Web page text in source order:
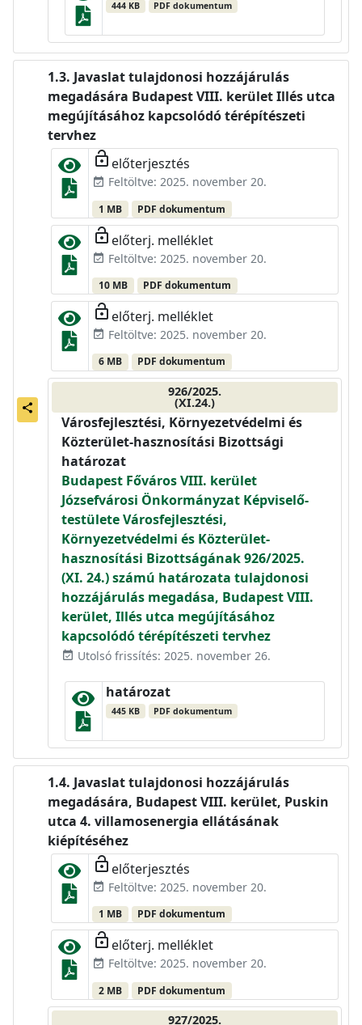
444 KB PDF dokumentum
share
Javaslat tulajdonosi hozzájárulás
megadására Budapest VIII. kerület Illés utca
megújításához kapcsolódó térépítészeti
tervhez
lock_open előterjesztés
event_available Feltöltve: 2025. november 20.
1 MB PDF dokumentum
lock_open előterj. melléklet
event_available Feltöltve: 2025. november 20.
10 MB PDF dokumentum
lock_open előterj. melléklet
event_available Feltöltve: 2025. november 20.
6 MB PDF dokumentum
926/2025.
(XI.24.)
Városfejlesztési, Környezetvédelmi és
Közterület-hasznosítási Bizottsági
határozat
Budapest Főváros VIII. kerület
Józsefvárosi Önkormányzat Képviselő-
testülete Városfejlesztési,
Környezetvédelmi és Közterület-
hasznosítási Bizottságának 926/2025.
(XI. 24.) számú határozata tulajdonosi
hozzájárulás megadása, Budapest VIII.
kerület, Illés utca megújításához
kapcsolódó térépítészeti tervhez
event_available Utolsó frissítés: 2025. november 26.
határozat
445 KB PDF dokumentum
Javaslat tulajdonosi hozzájárulás
megadására, Budapest VIII. kerület, Puskin
utca 4. villamosenergia ellátásának
kiépítéséhez
lock_open előterjesztés
event_available Feltöltve: 2025. november 20.
1 MB PDF dokumentum
lock_open előterj. melléklet
event_available Feltöltve: 2025. november 20.
2 MB PDF dokumentum
927/2025.